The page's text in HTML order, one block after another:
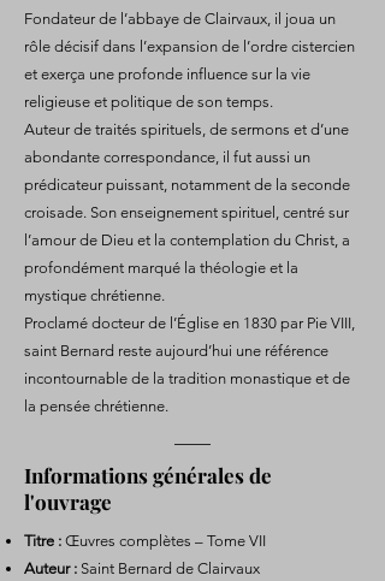
Fondateur de l’abbaye de Clairvaux, il joua un
rôle décisif dans l’expansion de l’ordre cistercien
et exerça une profonde influence sur la vie
religieuse et politique de son temps.
Auteur de traités spirituels, de sermons et d’une
abondante correspondance, il fut aussi un
prédicateur puissant, notamment de la seconde
croisade. Son enseignement spirituel, centré sur
l’amour de Dieu et la contemplation du Christ, a
profondément marqué la théologie et la
mystique chrétienne.
Proclamé docteur de l’Église en 1830 par Pie VIII,
saint Bernard reste aujourd’hui une référence
incontournable de la tradition monastique et de
la pensée chrétienne.
Informations générales de
l'ouvrage
Titre : Œuvres complètes – Tome VII
Auteur : Saint Bernard de Clairvaux